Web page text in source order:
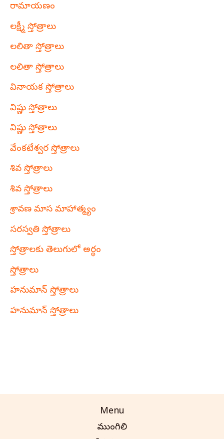
రామాయణం
లక్ష్మీ స్తోత్రాలు
లలితా స్తోత్రాలు
లలితా స్తోత్రాలు
వినాయక స్తోత్రాలు
విష్ణు స్తోత్రాలు
విష్ణు స్తోత్రాలు
వేంకటేశ్వర స్తోత్రాలు
శివ స్తోత్రాలు
శివ స్తోత్రాలు
శ్రావణ మాస మాహాత్మ్యం
సరస్వతి స్తోత్రాలు
స్తోత్రాలకు తెలుగులో అర్థం
స్తోత్రాలు
హనుమాన్ స్తోత్రాలు
హనుమాన్ స్తోత్రాలు
Menu
ముంగిలి